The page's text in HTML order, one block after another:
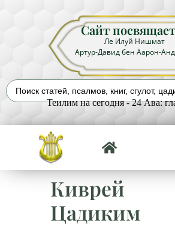
Сайт
Ле Илуй Нишмат
Артур-Давид бен Аарон-
Теилим на сегодня - 24 Ава:
Киврей
Цадиким